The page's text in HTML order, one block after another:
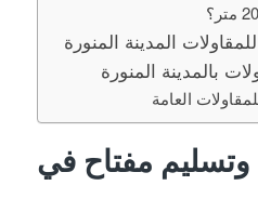
المدينة المنورة
بالمدينة المنورة
العامة
وتسليم مفتاح في